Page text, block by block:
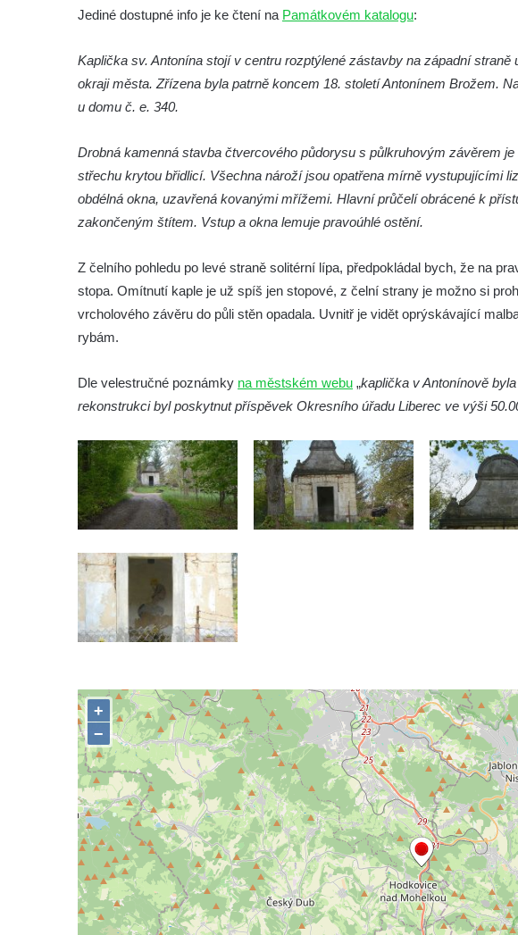
Kaple na křižovatce ulic Budějovická a
Bývalý kostel svatých Filipa a Jakuba na
náměstí J. V. Kamarýta ve Velešíně
Kaple na hřbitově ve Velešíně
Poutní areál Římov
Kostel svatého Ducha v poutním areálu
Křížová cesta Římov – XXV. kaple – Boží
hrob
Křížová cesta Římov – XXIV. kaple – Pieta
Křížová cesta Římov – XXII. kaple – Šimon
Křížová cesta Římov – XXI. kaple –
Popravní brána
Křížová cesta Římov – XX. kaple – Svatá
Veronika potkává Ježíše a utírá mu do své
Křížová cesta Římov – XIX. kaple – Kristus
kříž nesoucí potkává Pannu Marii
Křížová cesta Římov – XVIII. kaple – Na
Pilát
Křížová cesta Římov – XVI. kaple – U
Herodesa
Křížová cesta Římov – XV. kaple – Malý
Pilát
Křížová cesta Římov – XIV. kaple – U
Kaifáše (U Děvečky)
Křížová cesta Římov – XIII. kaple – U
Annáše (U Kaifáše)
Jediné dostupné info je ke čtení na Památkovém katalogu:
Kaplička sv. Antonína stojí v centru rozptýlené zástavby na západní
okraji města. Zřízena byla patrně koncem 18. století Antonínem Brožem.
u domu č. e. 340.
Drobná kamenná stavba čtvercového půdorysu s půlkruhovým závěrem
střechu krytou břidlicí. Všechna nároží jsou opatřena mírně vystupujícími
obdélná okna, uzavřená kovanými mřížemi. Hlavní průčelí obrácené k
zakončeným štítem. Vstup a okna lemuje pravoúhlé ostění.
Z čelního pohledu po levé straně solitérní lípa, předpokládal bych, že na
stopa. Omítnutí kaple je už spíš jen stopové, z čelní strany je možno si
vrcholového závěru do půli stěn opadala. Uvnitř je vidět oprýskávající
rybám.
Dle velestručné poznámky na městském webu „kaplička v Antonínově
rekonstrukci byl poskytnut příspěvek Okresního úřadu Liberec ve výši